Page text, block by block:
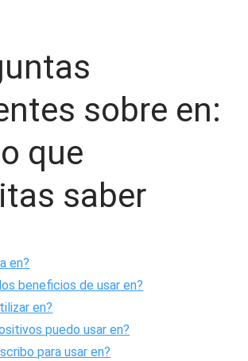
sobre en:
que
saber
en?
beneficios de usar en?
en?
puedo usar en?
para usar en?